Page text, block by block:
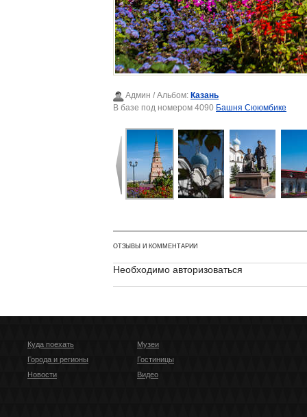
Админ / Альбом: Казань
В базе под номером 4090 Башня Сююмбике
ОТЗЫВЫ И КОММЕНТАРИИ
Необходимо авторизоваться
Куда поехать
Города и регионы
Новости
Музеи
Гостиницы
Видео